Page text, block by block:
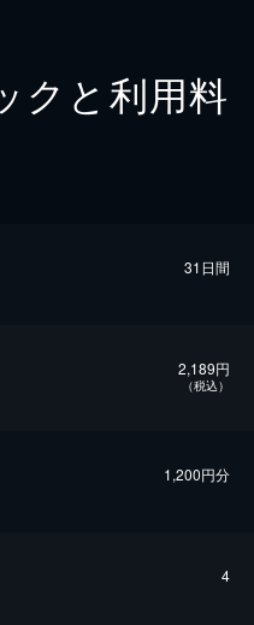
クと利用料
31日間
2,189円
（税込）
1,200円分
4